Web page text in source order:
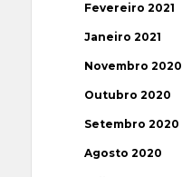
Fevereiro 2021
Janeiro 2021
Novembro 2020
Outubro 2020
Setembro 2020
Agosto 2020